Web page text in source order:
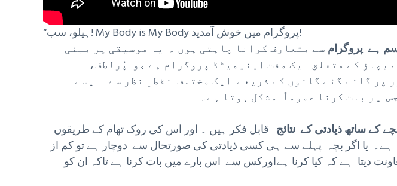
“ہیلو، سب! My Body is My Body پروگرام میں خوش آمدید!
ہے پروگرام سے متعارف کرانا چاہتی ہوں ۔ یہ موسیقی پر مبنی
بچاؤ کے متعلق ایک مفت اینیمیٹڈ پروگرام ہے جو پُرلطف،
پر گائے گئے گانوں کے ذریعے ایک مختلف نقطہِ نظر سے ا یسے
کے ساتھ ذیادتی کے نتائج قابل فکر ہیں ۔ اور اس کی روک تھام کے طریقوں
ہے۔ یا اگر بچہ پہلے سے ہی کسی ذیادتی کی صورتحال سے دوچار ہے تو کم از
دیتا ہے کہ کیا کرنا ہےاورکس سے اس بارے میں بات کرنا ہے تاکہ ان کو